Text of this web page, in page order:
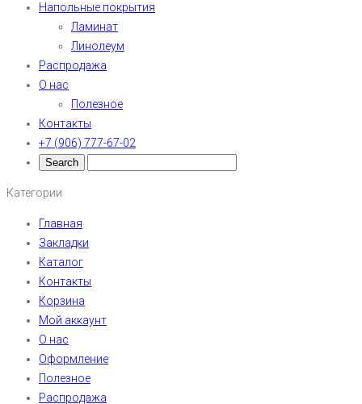
Напольные покрытия
Ламинат
Линолеум
Распродажа
О нас
Полезное
Контакты
+7 (906) 777-67-02
Категории
Главная
Закладки
Каталог
Контакты
Корзина
Мой аккаунт
О нас
Оформление
Полезное
Распродажа